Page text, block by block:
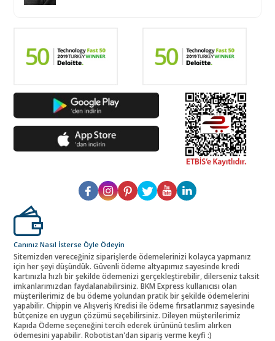
Canınız Nasıl İsterse Öyle Ödeyin
Sitemizden vereceğiniz siparişlerde ödemelerinizi kolayca yapmanız
için her şeyi düşündük. Güvenli ödeme altyapımız sayesinde kredi
kartınızla hızlı bir şekilde ödemenizi gerçekleştirebilir, dilerseniz taksit
imkanlarımızdan faydalanabilirsiniz. BKM Express kullanıcısı olan
müşterilerimiz de bu ödeme yolundan pratik bir şekilde ödemelerini
yapabilir. Chippin ve Alışveriş Kredisi ile ödeme fırsatlarımız sayesinde
bütçenize en uygun çözümü seçebilirsiniz. Dileyen müşterilerimiz
Kapıda Ödeme seçeneğini tercih ederek ürününü teslim alırken
ödemesini yapabilir. Robotistan'dan sipariş verme keyfi :)